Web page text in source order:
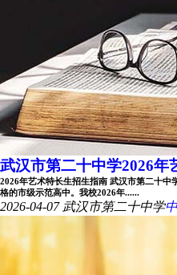
武汉市第二十中学2026年
2026年艺术特长生招生指南 武汉市第二十
格的市级示范高中。我校2026年......
2026-04-07 武汉市第二十中学